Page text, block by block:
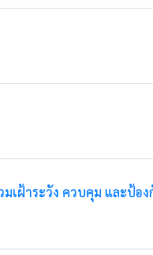
ฝ้าระวัง ควบคุม และป้อง